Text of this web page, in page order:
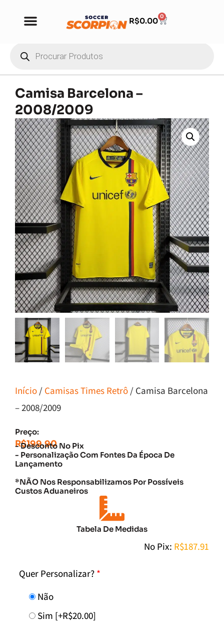
R$0.00 0
Camisa Barcelona –
2008/2009
Início / Camisas Times Retrô / Camisa Barcelona
– 2008/2009
Preço:
R$199.90
- Desconto No Pix
- Personalização Com Fontes Da Época De
Lançamento
*NÃO Nos Responsabilizamos Por Possíveis
Custos Aduaneiros
Tabela De Medidas
No Pix: R$187.91
Quer Personalizar? *
Não
Sim [+R$20.00]